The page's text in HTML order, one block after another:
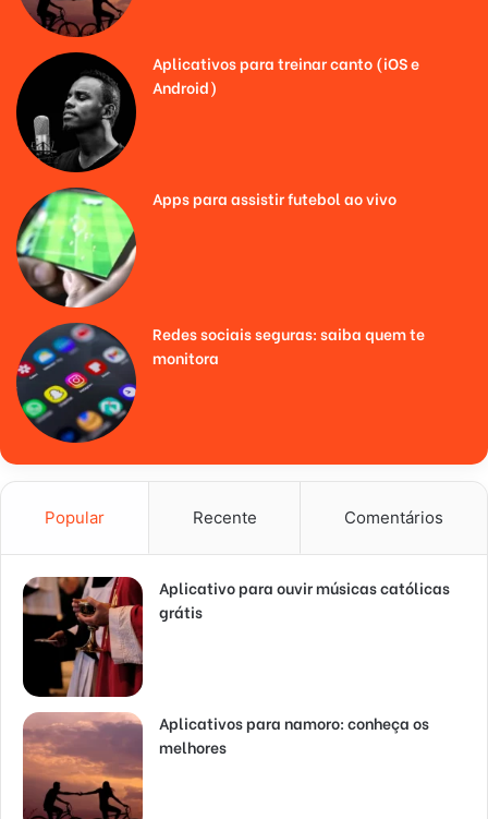
Aplicativos para treinar canto (iOS e
Android)
Apps para assistir futebol ao vivo
Redes sociais seguras: saiba quem te
monitora
Popular Recente Comentários
Aplicativo para ouvir músicas católicas
grátis
Aplicativos para namoro: conheça os
melhores